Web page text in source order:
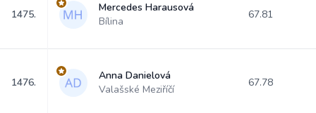
1475.
Mercedes Harausová
Bílina
67.81
1476.
Anna Danielová
Valašské Meziříčí
67.78